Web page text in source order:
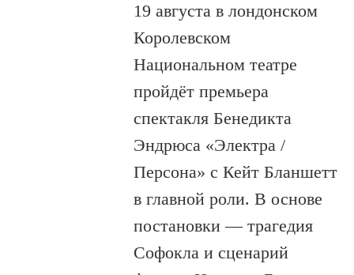
19 августа в лондонском
Королевском
Национальном театре
пройдёт премьера
спектакля Бенедикта
Эндрюса «Электра /
Персона» с Кейт Бланшетт
в главной роли. В основе
постановки — трагедия
Софокла и сценарий